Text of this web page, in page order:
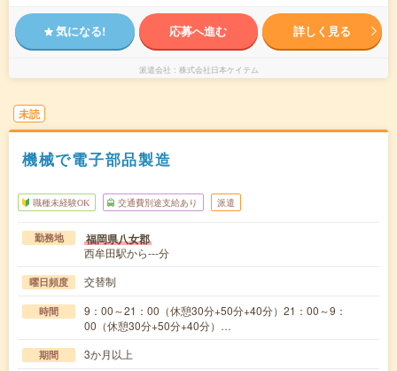
気になる! 応募へ進む 詳しく見る
派遣会社 株式会社日本ケイテム
未読
機械で電子部品製造
職種未経験OK 交通費別途支給あり 派遣
勤務地 福岡県八女郡
西牟田駅から---分
曜日頻度 交替制
時間
9：00～21：00（休憩30分+50分+40分）21：00～9：
00（休憩30分+50分+40分）…
期間 3か月以上